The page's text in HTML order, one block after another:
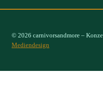
© 2026 carnivorsandmore –
Mediendesign